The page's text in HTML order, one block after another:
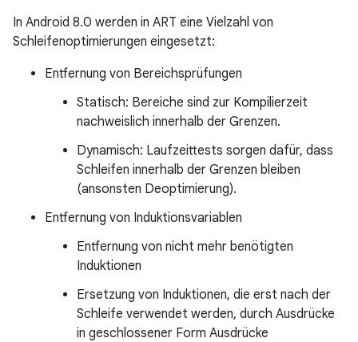
In Android 8.0 werden in ART eine Vielzahl von
Schleifenoptimierungen eingesetzt:
Entfernung von Bereichsprüfungen
Statisch: Bereiche sind zur Kompilierzeit
nachweislich innerhalb der Grenzen.
Dynamisch: Laufzeittests sorgen dafür, dass
Schleifen innerhalb der Grenzen bleiben
(ansonsten Deoptimierung).
Entfernung von Induktionsvariablen
Entfernung von nicht mehr benötigten
Induktionen
Ersetzung von Induktionen, die erst nach der
Schleife verwendet werden, durch Ausdrücke
in geschlossener Form Ausdrücke